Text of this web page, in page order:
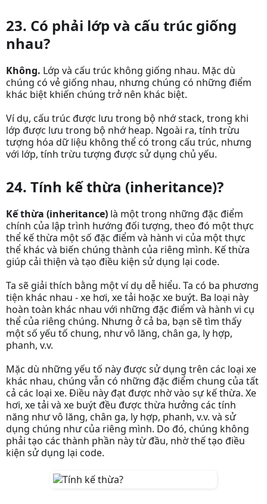
23. Có phải lớp và cấu trúc giống
nhau?
Không. Lớp và cấu trúc không giống nhau. Mặc dù
chúng có vẻ giống nhau, nhưng chúng có những điểm
khác biệt khiến chúng trở nên khác biệt.
Ví dụ, cấu trúc được lưu trong bộ nhớ stack, trong khi
lớp được lưu trong bộ nhớ heap. Ngoài ra, tính trừu
tượng hóa dữ liệu không thể có trong cấu trúc, nhưng
với lớp, tính trừu tượng được sử dụng chủ yếu.
24. Tính kế thừa (inheritance)?
Kế thừa (inheritance) là một trong những đặc điểm
chính của lập trình hướng đối tượng, theo đó một thực
thể kế thừa một số đặc điểm và hành vi của một thực
thể khác và biến chúng thành của riêng mình. Kế thừa
giúp cải thiện và tạo điều kiện sử dụng lại code.
Ta sẽ giải thích bằng một ví dụ dễ hiểu. Ta có ba phương
tiện khác nhau - xe hơi, xe tải hoặc xe buýt. Ba loại này
hoàn toàn khác nhau với những đặc điểm và hành vi cụ
thể của riêng chúng. Nhưng ở cả ba, bạn sẽ tìm thấy
một số yếu tố chung, như vô lăng, chân ga, ly hợp,
phanh, v.v.
Mặc dù những yếu tố này được sử dụng trên các loại xe
khác nhau, chúng vẫn có những đặc điểm chung của tất
cả các loại xe. Điều này đạt được nhờ vào sự kế thừa. Xe
hơi, xe tải và xe buýt đều được thừa hưởng các tính
năng như vô lăng, chân ga, ly hợp, phanh, v.v. và sử
dụng chúng như của riêng mình. Do đó, chúng không
phải tạo các thành phần này từ đầu, nhờ thế tạo điều
kiện sử dụng lại code.